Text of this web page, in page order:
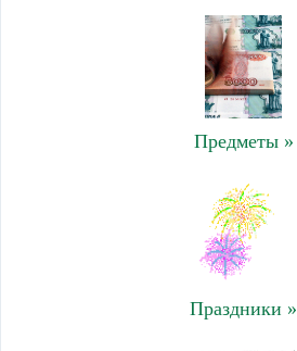
Предметы »
Праздники »